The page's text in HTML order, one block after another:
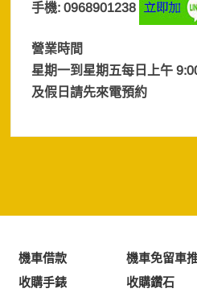
手機: 0968901238
營業時間
星期一到星期五每日上午
及假日請先來電預約
機車借款 機車免留車
收購手錶
收購鑽石